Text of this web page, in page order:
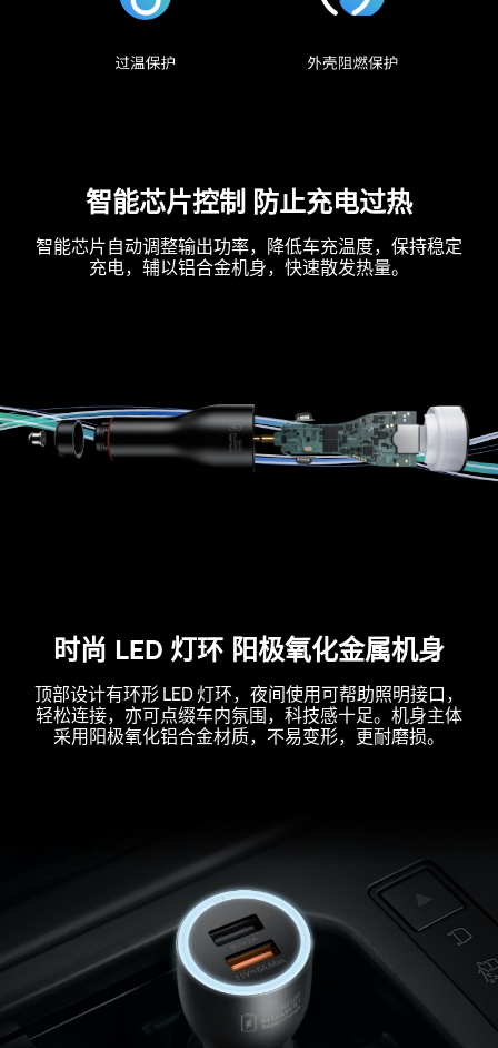
智能芯片控制 防止充电过热
智能芯片自动调整输出功率，降低车充温度，保持稳定
充电，辅以铝合金机身，快速散发热量。
时尚 LED 灯环 阳极氧化金属机身
顶部设计有环形 LED 灯环，夜间使用可帮助照明接口，
轻松连接，亦可点缀车内氛围，科技感十足。机身主体
采用阳极氧化铝合金材质，不易变形，更耐磨损。